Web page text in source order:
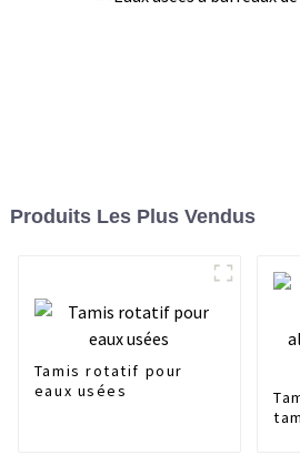
Produits Les Plus Vendus
Tamis rotatif pour
eaux usées